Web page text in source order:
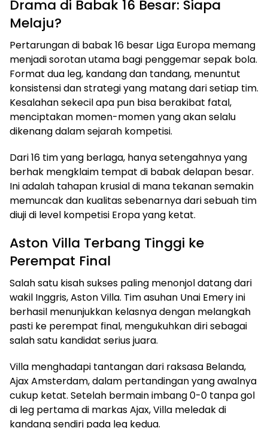
Drama di Babak 16 Besar: Siapa
Melaju?
Pertarungan di babak 16 besar Liga Europa memang
menjadi sorotan utama bagi penggemar sepak bola.
Format dua leg, kandang dan tandang, menuntut
konsistensi dan strategi yang matang dari setiap tim.
Kesalahan sekecil apa pun bisa berakibat fatal,
menciptakan momen-momen yang akan selalu
dikenang dalam sejarah kompetisi.
Dari 16 tim yang berlaga, hanya setengahnya yang
berhak mengklaim tempat di babak delapan besar.
Ini adalah tahapan krusial di mana tekanan semakin
memuncak dan kualitas sebenarnya dari sebuah tim
diuji di level kompetisi Eropa yang ketat.
Aston Villa Terbang Tinggi ke
Perempat Final
Salah satu kisah sukses paling menonjol datang dari
wakil Inggris, Aston Villa. Tim asuhan Unai Emery ini
berhasil menunjukkan kelasnya dengan melangkah
pasti ke perempat final, mengukuhkan diri sebagai
salah satu kandidat serius juara.
Villa menghadapi tantangan dari raksasa Belanda,
Ajax Amsterdam, dalam pertandingan yang awalnya
cukup ketat. Setelah bermain imbang 0-0 tanpa gol
di leg pertama di markas Ajax, Villa meledak di
kandang sendiri pada leg kedua.